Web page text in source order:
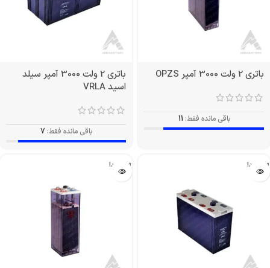
باتری 2 ولت 3000 آمپر OPZS
باقی مانده فقط: 11
باتری 2 ولت 3000 آمپر سیلد
اسید VRLA
باقی مانده فقط: 7
تمام شد! تمام شد!